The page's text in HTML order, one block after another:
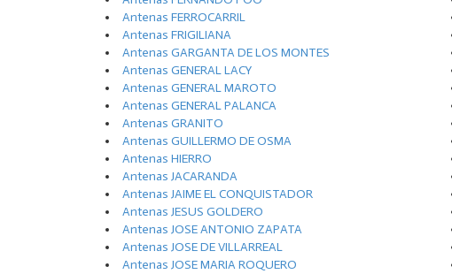
Antenas FERROCARRIL
Antenas FRIGILIANA
Antenas GARGANTA DE LOS MONTES
Antenas GENERAL LACY
Antenas GENERAL MAROTO
Antenas GENERAL PALANCA
Antenas GRANITO
Antenas GUILLERMO DE OSMA
Antenas HIERRO
Antenas JACARANDA
Antenas JAIME EL CONQUISTADOR
Antenas JESUS GOLDERO
Antenas JOSE ANTONIO ZAPATA
Antenas JOSE DE VILLARREAL
Antenas JOSE MARIA ROQUERO